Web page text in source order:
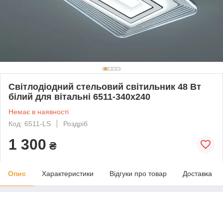
Світлодіодний стельовий світильник 48 Вт
білий для вітальні 6511-340x240
Немає в наявності
Код: 6511-LS
Роздріб
1 300 ₴
Опис Характеристики Відгуки про товар Доставка